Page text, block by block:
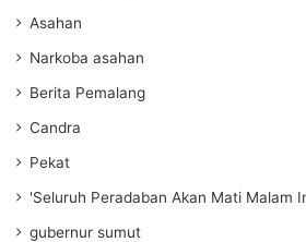
Asahan
Narkoba asahan
Berita Pemalang
Candra
Pekat
'Seluruh Peradaban Akan Mati Malam
gubernur sumut